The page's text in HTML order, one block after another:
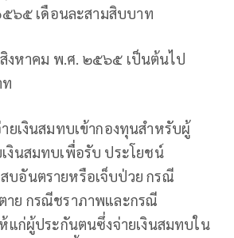
๖๕ เดือนละสามสิบบาท
งหาคม พ.ศ. ๒๕๖๕ เป็นต้นไป
ยเงินสมทบเข้ากองทุนสำหรับผู้
งินสมทบเพื่อรับ ประโยชน์
บอันตรายหรือเจ็บป่วย กรณี
ย กรณีชราภาพและกรณี
แก่ผู้ประกันตนซึ่งจ่ายเงินสมทบใน